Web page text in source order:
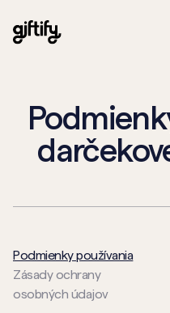
Podmienky používania
Zásady ochrany
osobných údajov